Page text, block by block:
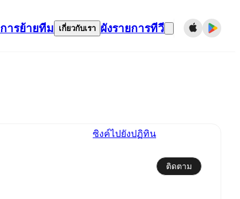
การย้ายทีม เกี่ยวกับเรา ผังรายการทีวี
ซิงค์ไปยังปฏิทิน
ติดตาม